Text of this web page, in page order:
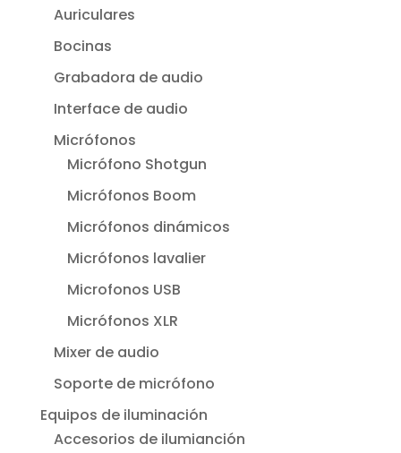
Auriculares
Bocinas
Grabadora de audio
Interface de audio
Micrófonos
Micrófono Shotgun
Micrófonos Boom
Micrófonos dinámicos
Micrófonos lavalier
Microfonos USB
Micrófonos XLR
Mixer de audio
Soporte de micrófono
Equipos de iluminación
Accesorios de ilumianción